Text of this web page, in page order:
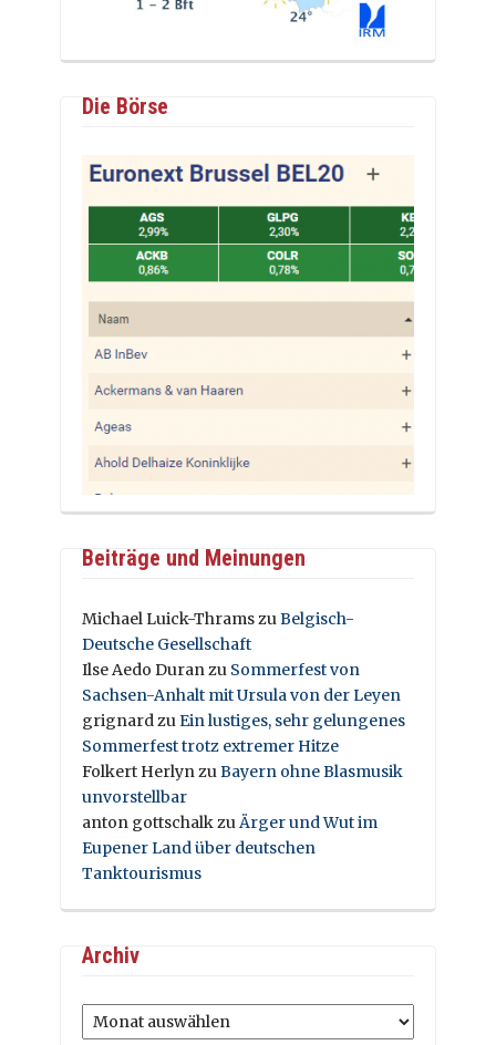
Die Börse
Beiträge und Meinungen
Michael Luick-ThramszuBelgisch-
Deutsche Gesellschaft
Ilse Aedo Duranzu Sommerfest von
Sachsen-Anhalt mit Ursula von der Leyen
grignardzuEin lustiges, sehr gelungenes
Sommerfest trotz extremer Hitze
Folkert HerlynzuBayern ohne Blasmusik
unvorstellbar
anton gottschalkzuÄrger und Wut im
Eupener Land über deutschen
Tanktourismus
Archiv
Archiv